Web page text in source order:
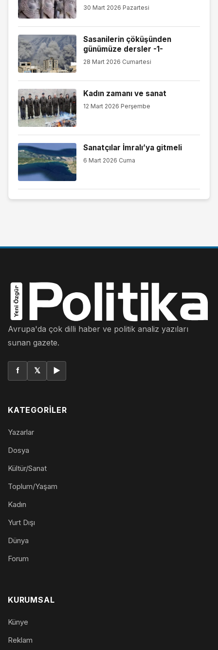
30 Mart 2026 Pazartesi
Sasanilerin çöküşünden
günümüze dersler -1-
28 Mart 2026 Cumartesi
Kadın zamanı ve sanat
12 Mart 2026 Perşembe
Sanatçılar İmralı’ya gitmeli
6 Mart 2026 Cuma
Avrupa'da çok dilli haber ve politik analiz yazıları
sunan gazete.
f 𝕏 ▶
KATEGORILER
Yazarlar
Dosya
Kültür/Sanat
Toplum/Yaşam
Kadın
Yurt Dışı
Dünya
Forum
KURUMSAL
Künye
Reklam